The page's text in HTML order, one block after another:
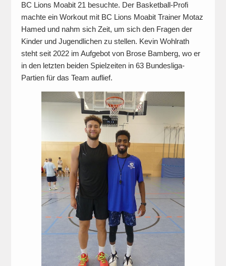
BC Lions Moabit 21 besuchte. Der Basketball-Profi
machte ein Workout mit BC Lions Moabit Trainer Motaz
Hamed und nahm sich Zeit, um sich den Fragen der
Kinder und Jugendlichen zu stellen. Kevin Wohlrath
steht seit 2022 im Aufgebot von Brose Bamberg, wo er
in den letzten beiden Spielzeiten in 63 Bundesliga-
Partien für das Team auflief.